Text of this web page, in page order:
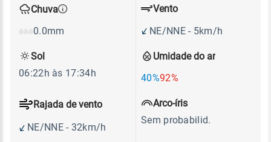
Chuva
0.0mm
Umidade do ar
40%92%
Vento
NE/NNE - 5km/h
Rajada de vento
NE/NNE - 32km/h
Sol
06:22h às 17:34h
Arco-íris
Sem probabilid.